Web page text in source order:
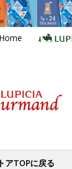
Home
アTOPに戻る